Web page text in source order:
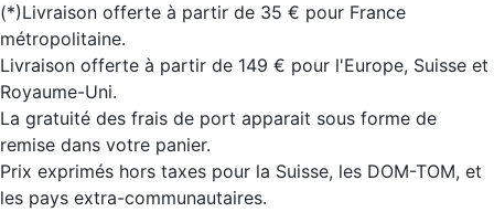
(*)Livraison offerte à partir de 35 € pour France
métropolitaine.
Livraison offerte à partir de 149 € pour l'Europe, Suisse et
Royaume-Uni.
La gratuité des frais de port apparait sous forme de
remise dans votre panier.
Prix exprimés hors taxes pour la Suisse, les DOM-TOM, et
les pays extra-communautaires.